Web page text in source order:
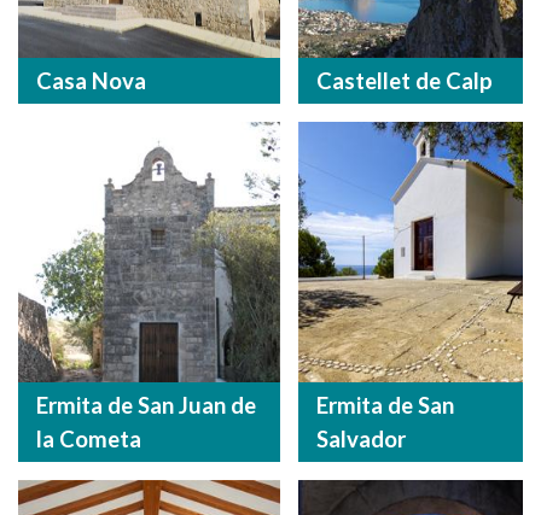
Casa Nova Castellet de Calp
Ermita de San Juan de
la Cometa
Ermita de San
Salvador